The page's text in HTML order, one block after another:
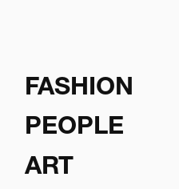
FASHION
PEOPLE
ART